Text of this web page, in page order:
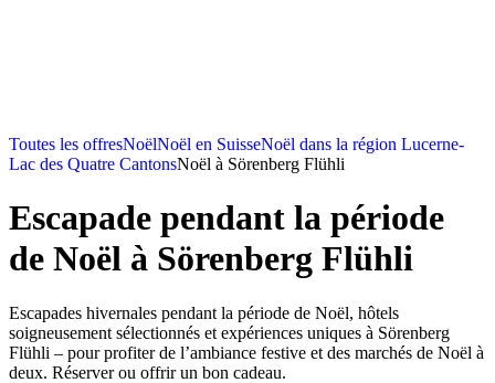
Toutes les offresNoëlNoël en SuisseNoël dans la région Lucerne-
Lac des Quatre CantonsNoël à Sörenberg Flühli
Escapade pendant la période
de Noël à Sörenberg Flühli
Escapades hivernales pendant la période de Noël, hôtels
soigneusement sélectionnés et expériences uniques à Sörenberg
Flühli – pour profiter de l’ambiance festive et des marchés de Noël à
deux. Réserver ou offrir un bon cadeau.